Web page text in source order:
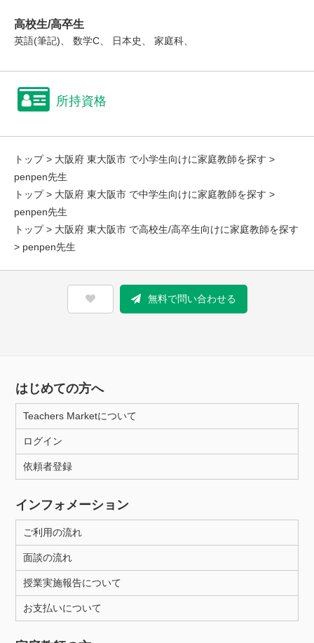
高校生/高卒生
英語(筆記)、 数学C、 日本史、 家庭科、
所持資格
トップ> 大阪府 東大阪市 で小学生向けに家庭教師を探す >
penpen先生
トップ> 大阪府 東大阪市 で中学生向けに家庭教師を探す >
penpen先生
トップ> 大阪府 東大阪市 で高校生/高卒生向けに家庭教師を探す
> penpen先生
無料で問い合わせる
はじめての方へ
Teachers Marketについて
ログイン
依頼者登録
インフォメーション
ご利用の流れ
面談の流れ
授業実施報告について
お支払いについて